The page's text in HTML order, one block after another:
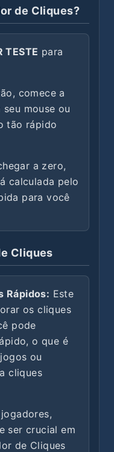
de Cliques?
TESTE para
comece a
mouse ou
tão rápido
a zero,
calculada pelo
para você
Cliques
Rápidos: Este
os cliques
pode
o que é
ou
cliques
ser crucial em
de Cliques